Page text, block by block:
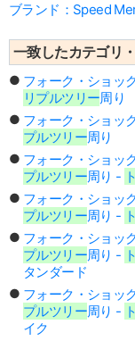
ブランド：Speed
一致したカテゴリ
フォーク・ショッ
リプルツリー周り
フォーク・ショッ
プルツリー周り
フォーク・ショッ
プルツリー周り -
フォーク・ショッ
プルツリー周り -
フォーク・ショッ
プルツリー周り -
タンダード
フォーク・ショッ
プルツリー周り -
イク